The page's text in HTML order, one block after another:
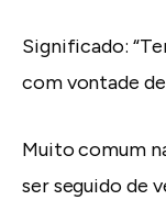
Significado:
com vontade
Muito comum
ser seguido de